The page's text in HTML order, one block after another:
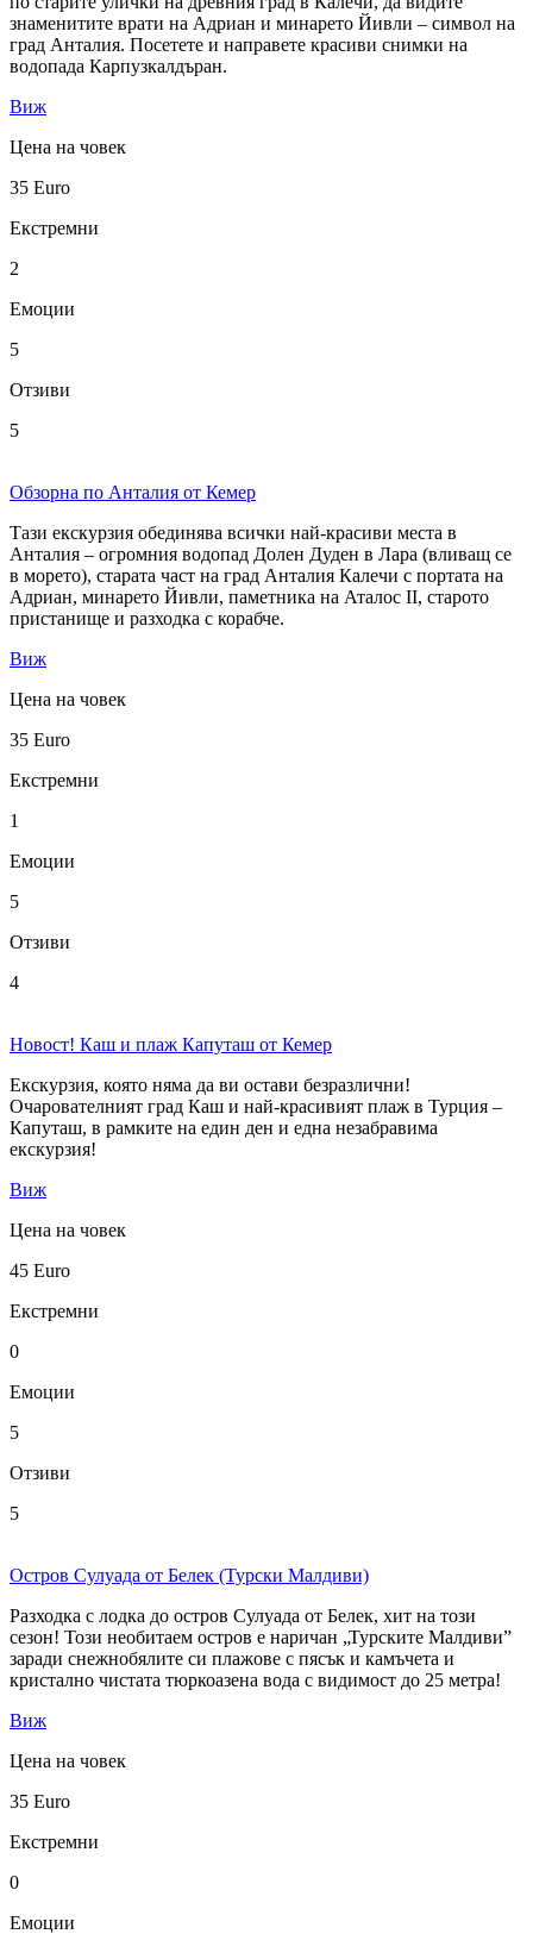
знаменитите врати на Адриан и минарето Йивли – символ на
град Анталия. Посетете и направете красиви снимки на
водопада Карпузкалдъран.
Виж
Цена на човек
35 Euro
Екстремни
2
Емоции
5
Отзиви
5
Обзорна по Анталия от Кемер
Тази екскурзия обединява всички най-красиви места в
Анталия – огромния водопад Долен Дуден в Лара (вливащ се
в морето), старата част на град Анталия Калечи с портата на
Адриан, минарето Йивли, паметника на Аталос II, старото
пристанище и разходка с корабче.
Виж
Цена на човек
35 Euro
Екстремни
1
Емоции
5
Отзиви
4
Новост! Каш и плаж Капуташ от Кемер
Екскурзия, която няма да ви остави безразлични!
Очарователният град Каш и най-красивият плаж в Турция –
Капуташ, в рамките на един ден и една незабравима
екскурзия!
Виж
Цена на човек
45 Euro
Екстремни
0
Емоции
5
Отзиви
5
Остров Сулуада от Белек (Турски Малдиви)
Разходка с лодка до остров Сулуада от Белек, хит на този
сезон! Този необитаем остров е наричан „Турските Малдиви”
заради снежнобялите си плажове с пясък и камъчета и
кристално чистата тюркоазена вода с видимост до 25 метра!
Виж
Цена на човек
35 Euro
Екстремни
0
Емоции